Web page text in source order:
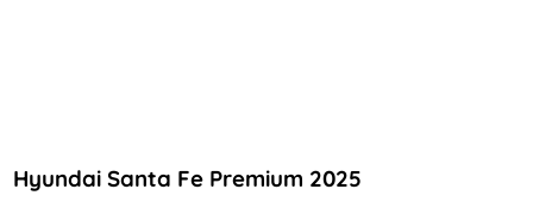
Hyundai Santa Fe Premium 2025